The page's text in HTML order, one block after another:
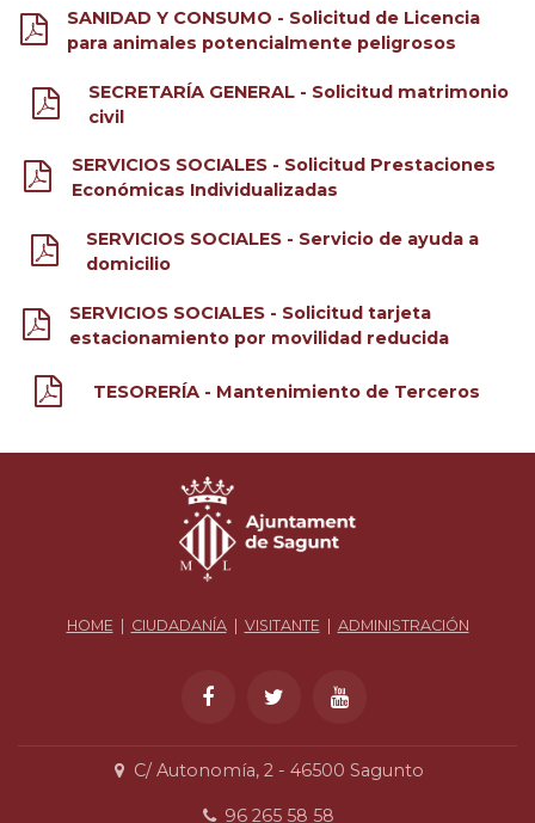
SANIDAD Y CONSUMO - Solicitud de Licencia
para animales potencialmente peligrosos
SECRETARÍA GENERAL - Solicitud matrimonio
civil
SERVICIOS SOCIALES - Solicitud Prestaciones
Económicas Individualizadas
SERVICIOS SOCIALES - Servicio de ayuda a
domicilio
SERVICIOS SOCIALES - Solicitud tarjeta
estacionamiento por movilidad reducida
TESORERÍA - Mantenimiento de Terceros
HOME| CIUDADANÍA| VISITANTE| ADMINISTRACIÓN
C/ Autonomía, 2 - 46500 Sagunto
96 265 58 58